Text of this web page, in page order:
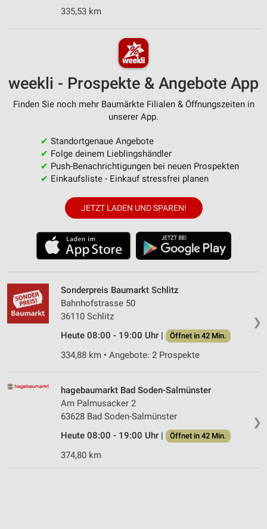
335,53 km
weekli - Prospekte & Angebote App
Finden Sie noch mehr Baumärkte Filialen & Öffnungszeiten in
unserer App.
✔ Standortgenaue Angebote
✔ Folge deinem Lieblingshändler
✔ Push-Benachrichtigungen bei neuen Prospekten
✔ Einkaufsliste - Einkauf stressfrei planen
JETZT LADEN UND SPAREN!
❯
Sonderpreis Baumarkt Schlitz
Bahnhofstrasse 50
36110 Schlitz
Heute 08:00 - 19:00 Uhr |
Öffnet in 42 Min.
334,88 km • Angebote: 2 Prospekte
❯
hagebaumarkt Bad Soden-Salmünster
Am Palmusacker 2
63628 Bad Soden-Salmünster
Heute 08:00 - 19:00 Uhr |
Öffnet in 42 Min.
374,80 km